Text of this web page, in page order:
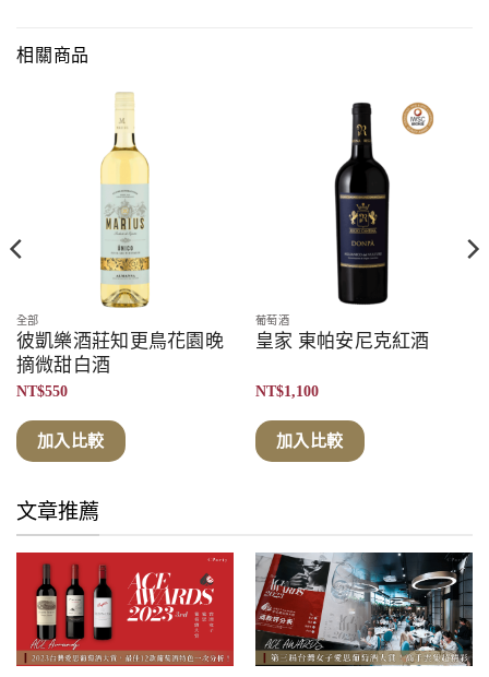
相關商品
全部
彼凱樂酒莊知更鳥花園晚
摘微甜白酒
NT$550
加入比較
葡萄酒
皇家 東帕安尼克紅酒
NT$1,100
加入比較
文章推薦